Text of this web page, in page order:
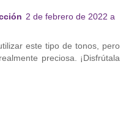
2 de febrero de 2022 a
este tipo de tonos, pero
preciosa. ¡Disfrútala